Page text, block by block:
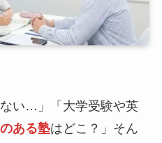
ない…」「大学受験や英
ある塾はどこ？」そん